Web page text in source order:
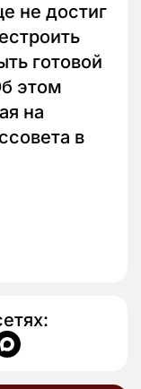
не достиг
готовой
этом
на
в